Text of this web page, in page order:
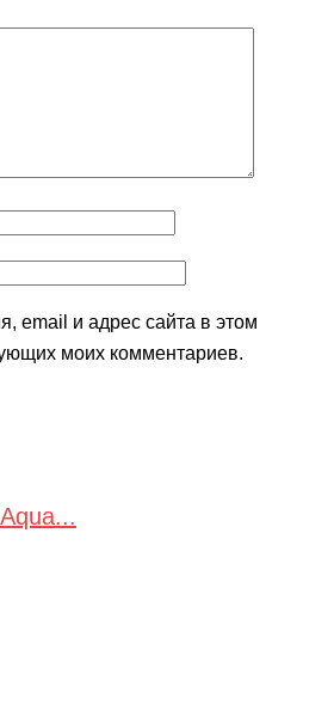
email и адрес сайта в этом
моих комментариев.